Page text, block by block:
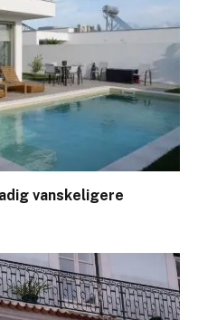
vanskeligere